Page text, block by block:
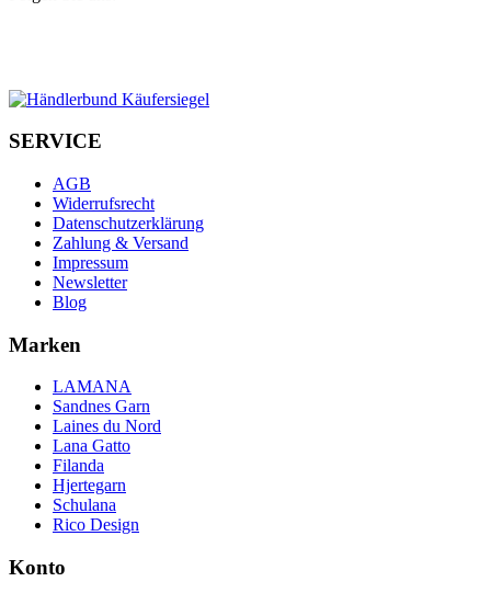
SERVICE
AGB
Widerrufsrecht
Datenschutzerklärung
Zahlung & Versand
Impressum
Newsletter
Blog
Marken
LAMANA
Sandnes Garn
Laines du Nord
Lana Gatto
Filanda
Hjertegarn
Schulana
Rico Design
Konto